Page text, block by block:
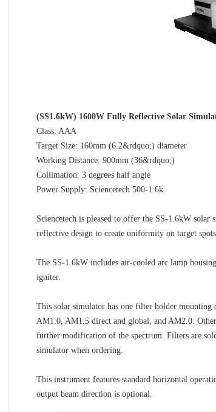
(SS1.6kW) 1600W Fully Reflective Solar
Class: AAA
Target Size: 160mm (6.2&rdquo;) diameter
Working Distance: 900mm (36&rdquo;)
Collimation: 3 degrees half angle
Power Supply: Sciencetech 500-1.6k
Sciencetech is pleased to offer the SS-1.6kW
reflective design to create uniformity on target
The SS-1.6kW includes air-cooled arc lamp
igniter.
This solar simulator has one filter holder
AM1.0, AM1.5 direct and global, and AM2.0.
further modification of the spectrum. Filters are
simulator when ordering.
This instrument features standard horizontal
output beam direction is optional.